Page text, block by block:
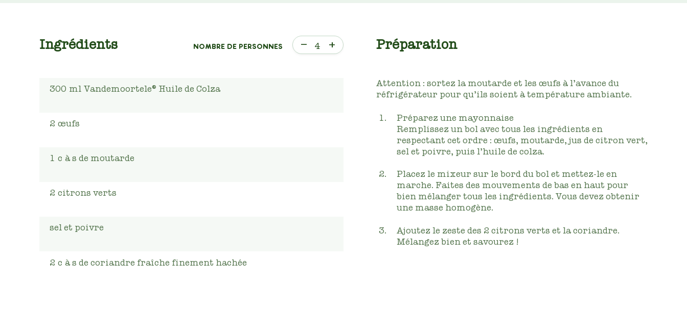
Ingrédients NOMBRE DE PERSONNES – 4 +
300 ml Vandemoortele® Huile de Colza
2 œufs
1 c à s de moutarde
2 citrons verts
sel et poivre
2 c à s de coriandre fraîche finement hachée
Préparation
Attention : sortez la moutarde et les œufs à l’avance du
réfrigérateur pour qu’ils soient à température ambiante.
Préparez une mayonnaise
Remplissez un bol avec tous les ingrédients en
respectant cet ordre : œufs, moutarde, jus de citron vert,
sel et poivre, puis l’huile de colza.
Placez le mixeur sur le bord du bol et mettez-le en
marche. Faites des mouvements de bas en haut pour
bien mélanger tous les ingrédients. Vous devez obtenir
une masse homogène.
Ajoutez le zeste des 2 citrons verts et la coriandre.
Mélangez bien et savourez !